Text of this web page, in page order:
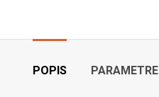
POPIS PARAMETRE